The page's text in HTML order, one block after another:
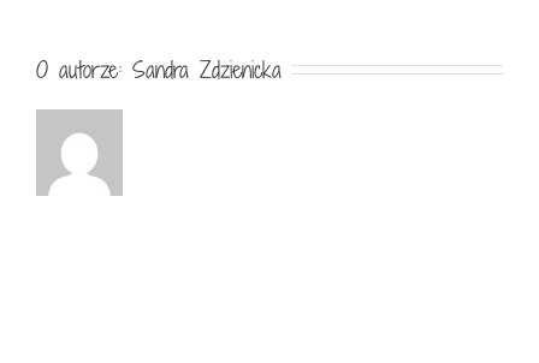
O autorze: Sandra Zdzienicka